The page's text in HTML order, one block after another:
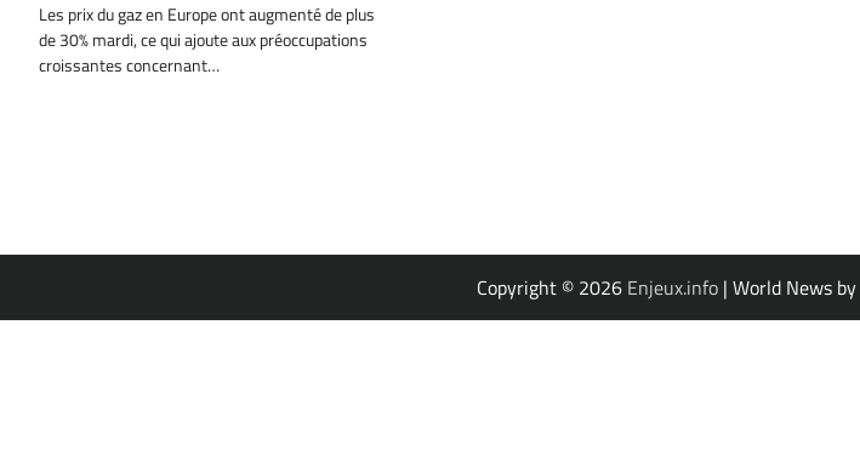
Les prix du gaz en Europe ont augmenté de plus
de 30% mardi, ce qui ajoute aux préoccupations
croissantes concernant…
Copyright © 2026 Enjeux.info| World News by